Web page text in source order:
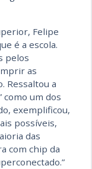
Felipe
é a escola.
pelos
as
Ressaltou a
como um dos
exemplificou,
possíveis,
das
com chip da